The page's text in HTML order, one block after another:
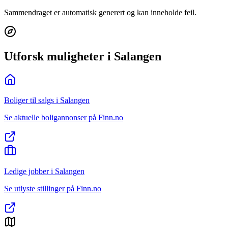
Sammendraget er automatisk generert og kan inneholde feil.
Utforsk muligheter i Salangen
Boliger til salgs i Salangen
Se aktuelle boligannonser på Finn.no
Ledige jobber i Salangen
Se utlyste stillinger på Finn.no